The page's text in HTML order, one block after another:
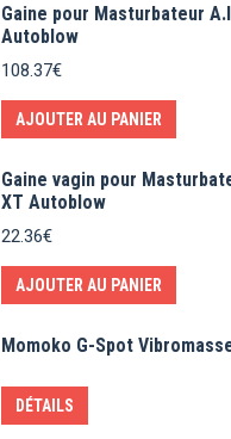
Gaine pour Masturbateur
Autoblow
108.37€
AJOUTER AU PANIER
Gaine vagin pour
XT Autoblow
22.36€
AJOUTER AU PANIER
Momoko G-Spot
DÉTAILS